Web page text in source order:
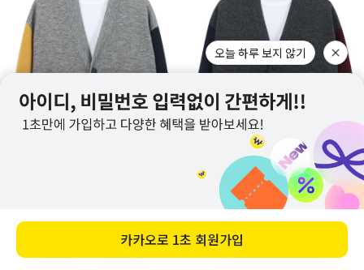
오늘 하루 보지 않기
카카오로 1초 회원가입